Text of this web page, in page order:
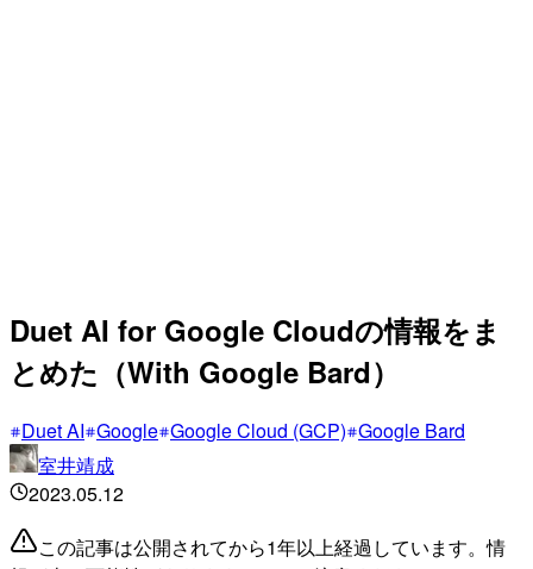
Duet AI for Google Cloudの情報をま
とめた（With Google Bard）
Duet AI Google Google Cloud (GCP) Google Bard
室井靖成
2023.05.12
この記事は公開されてから1年以上経過しています。情